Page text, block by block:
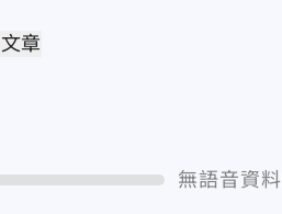
章
無語音資料